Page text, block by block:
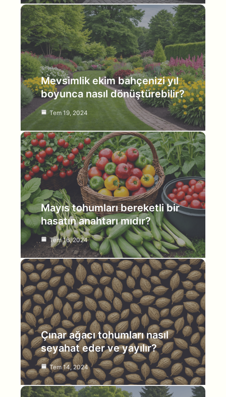
Mevsimlik ekim bahçenizi yıl
boyunca nasıl dönüştürebilir?
Tem 19, 2024
Mayıs tohumları bereketli bir
hasatın anahtarı mıdır?
Tem 16, 2024
Çınar ağacı tohumları nasıl
seyahat eder ve yayılır?
Tem 14, 2024